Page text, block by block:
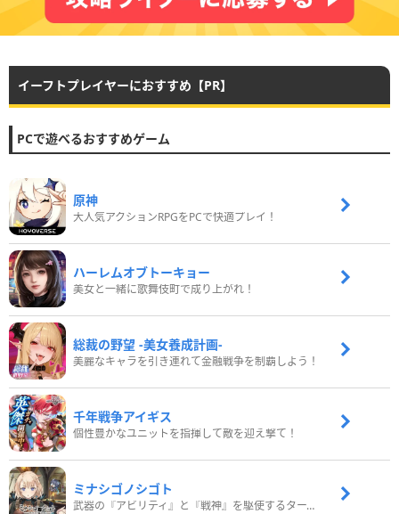
イーフトプレイヤーにおすすめ【PR】
PCで遊べるおすすめゲーム
原神
大人気アクションRPGをPCで快適プレイ！
ハーレムオブトーキョー
美女と一緒に歌舞伎町で成り上がれ！
総裁の野望 -美女養成計画-
美麗なキャラを引き連れて金融戦争を制覇しよう！
千年戦争アイギス
個性豊かなユニットを指揮して敵を迎え撃て！
ミナシゴノシゴト
武器の『アビリティ』と『戦神』を駆使するターン制コマンドバトルRPG！